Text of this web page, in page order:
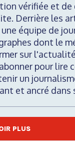
vérifiée et
Derrière les
équipe de
dont le
sur
pour lire
un
et ancré dans
PLUS